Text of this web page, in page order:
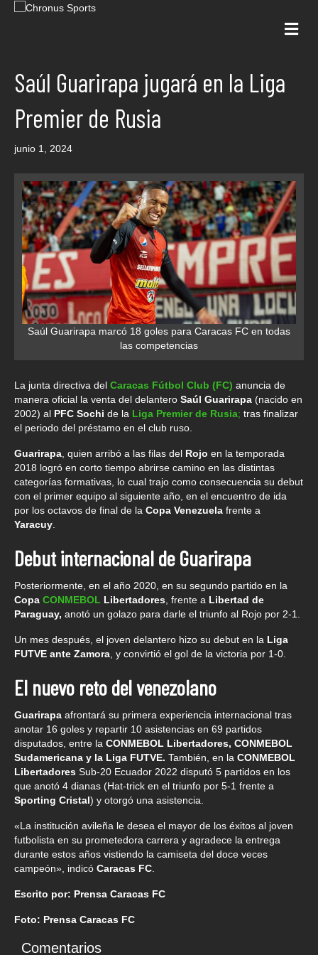
Saúl Guarirapa jugará en la Liga
Premier de Rusia
junio 1, 2024
Saúl Guarirapa marcó 18 goles para Caracas FC en todas
las competencias
La junta directiva del Caracas Fútbol Club (FC) anuncia de
manera oficial la venta del delantero Saúl Guarirapa (nacido en
2002) al PFC Sochi de la Liga Premier de Rusia; tras finalizar
el periodo del préstamo en el club ruso.
Guarirapa , quien arribó a las filas del Rojo en la temporada
2018 logró en corto tiempo abrirse camino en las distintas
categorías formativas, lo cual trajo como consecuencia su debut
con el primer equipo al siguiente año, en el encuentro de ida
por los octavos de final de la Copa Venezuela frente a
Yaracuy
Debut internacional de Guarirapa
Posteriormente, en el año 2020, en su segundo partido en la
Copa CONMEBOL Libertadores , frente a Libertad de
Paraguay, anotó un golazo para darle el triunfo al Rojo por 2-1.
Un mes después, el joven delantero hizo su debut en la Liga
FUTVE ante Zamora , y convirtió el gol de la victoria por 1-0.
El nuevo reto del venezolano
Guarirapa afrontará su primera experiencia internacional tras
anotar 16 goles y repartir 10 asistencias en 69 partidos
disputados, entre la CONMEBOL Libertadores, CONMEBOL
Sudamericana y la Liga FUTVE. También, en la CONMEBOL
Libertadores Sub-20 Ecuador 2022 disputó 5 partidos en los
que anotó 4 dianas (Hat-trick en el triunfo por 5-1 frente a
Sporting Cristal) y otorgó una asistencia.
«La institución avileña le desea el mayor de los éxitos al joven
futbolista en su prometedora carrera y agradece la entrega
durante estos años vistiendo la camiseta del doce veces
campeón», indicó Caracas FC
Escrito por: Prensa Caracas FC
Foto: Prensa Caracas FC
Comentarios